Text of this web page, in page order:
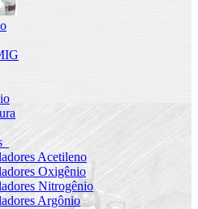
Acetileno
Oxigênio
Nitrogênio
Argônio